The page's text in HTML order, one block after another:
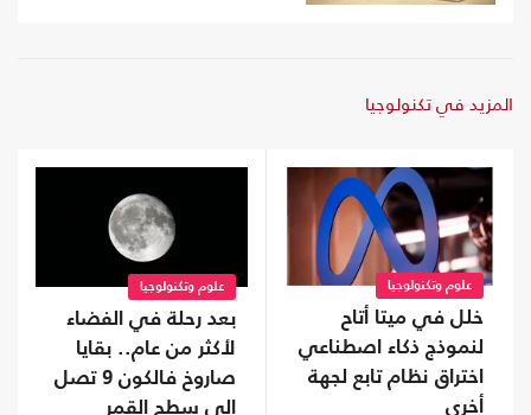
المزيد في تكنولوجيا
علوم وتكنولوجيا
خلل في ميتا أتاح
لنموذج ذكاء اصطناعي
اختراق نظام تابع لجهة
أخرى
علوم وتكنولوجيا
بعد رحلة في الفضاء
لأكثر من عام.. بقايا
صاروخ فالكون 9 تصل
إلى سطح القمر